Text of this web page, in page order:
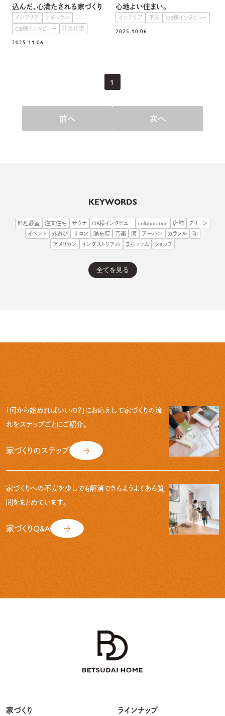
込んだ、心満たされる家づくり
インテリア
ナチュラル
OB様インタビュー
注文住宅
2025.11.06
心地よい住まい。
インテリア 平屋
OB様インタビュー
2025.10.06
1
前へ 次へ
KEYWORDS
料理教室 注文住宅 サウナ OB様インタビュー collaboration 店舗
グリーン
イベント
外遊び サロン 湯布院 音楽 海 アーバン カラフル
和
アメリカン
インダストリアル まちコラム ショップ
「何から始めればいいの？」にお応えして家づくりの流
れをステップごとにご紹介。
家づくりのステップ
家づくりへの不安を少しでも解消できるようよくある質
問をまとめています。
家づくりQ&A
家づくり ラインナップ